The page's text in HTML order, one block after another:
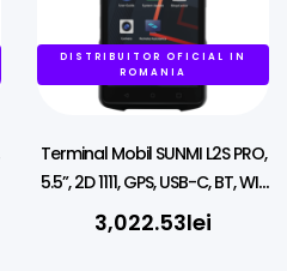
DISTRIBUITOR OFICIAL IN
ROMANIA
Terminal Mobil SUNMI L2S PRO,
5.5”, 2D 1111, GPS, USB-C, BT, WI-
FI, 4G, NFC, Android GMS
3,022.53lei